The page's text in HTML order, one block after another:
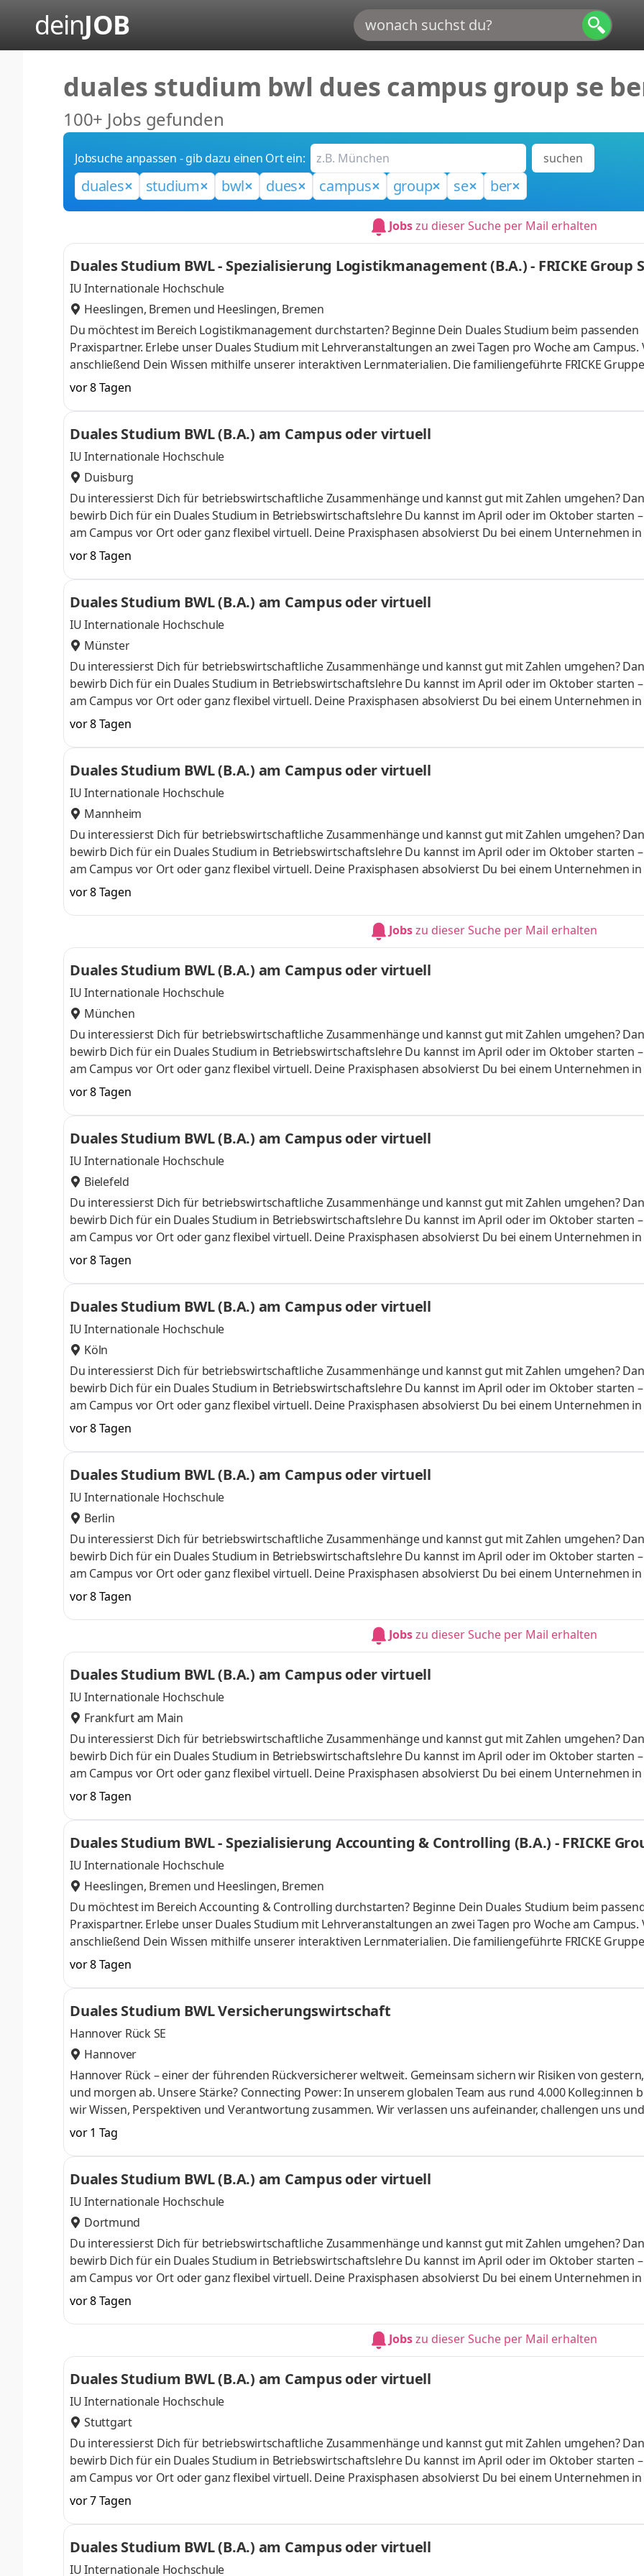
deinJOB
duales studium bwl dues campus group se
100+ Jobs gefunden
Jobsuche anpassen - gib dazu einen Ort ein: suchen
duales studium bwl dues campus group se ber
Jobszu dieser Suche per Mail erhalten
Duales Studium BWL - Spezialisierung Logistikmanagement (B.A.) - FRICKE Group
IU Internationale Hochschule
Heeslingen, Bremen und Heeslingen, Bremen
Du möchtest im Bereich Logistikmanagement durchstarten? Beginne Dein Duales Studium beim passenden
Praxispartner. Erlebe unser Duales Studium mit Lehrveranstaltungen an zwei Tagen pro Woche am Campus.
anschließend Dein Wissen mithilfe unserer interaktiven Lernmaterialien. Die familiengeführte FRICKE Gruppe
im Laufe der 100-jährigen Historie vom klassischen Landmaschinenhändler zu einem erfolgreichen
Händler für Landmaschinen, Gartentechnik, Nutzfahrzeuge und Ersatzteile entwickelt. Mit 3.471
verteilt auf 84 Standorte in 27 Ländern - arbeiten wir gemeinsam am weiteren Ausbau unserer
auch Du Teil unseres Teams und start
vor 8 Tagen
Duales Studium BWL (B.A.) am Campus oder virtuell
IU Internationale Hochschule
Duisburg
Du interessierst Dich für betriebswirtschaftliche Zusammenhänge und kannst gut mit Zahlen umgehen?
bewirb Dich für ein Duales Studium in Betriebswirtschaftslehre Du kannst im April oder im Oktober starten
am Campus vor Ort oder ganz flexibel virtuell. Deine Praxisphasen absolvierst Du bei einem Unternehmen
Nähe. Ab dem 3. Semester belegst Du eine von fünf Spezialisierungsmöglichkeiten – und kannst Dich so noch
gezielter auf Deinen Traumjob vorbereiten: Accounting &
ControllingSteuerberatungSozialmanagementHandelsmanagementLogistikmanagement Aufgaben Du
Studium ohne Numerus clausus oder Aufnahmeprüfung startenDu absolvierst ein staatlich anerkanntes
vor 8 Tagen
Duales Studium BWL (B.A.) am Campus oder virtuell
IU Internationale Hochschule
Münster
Du interessierst Dich für betriebswirtschaftliche Zusammenhänge und kannst gut mit Zahlen umgehen?
bewirb Dich für ein Duales Studium in Betriebswirtschaftslehre Du kannst im April oder im Oktober starten
am Campus vor Ort oder ganz flexibel virtuell. Deine Praxisphasen absolvierst Du bei einem Unternehmen
Nähe. Ab dem 3. Semester belegst Du eine von fünf Spezialisierungsmöglichkeiten – und kannst Dich so noch
gezielter auf Deinen Traumjob vorbereiten: Accounting &
ControllingSteuerberatungSozialmanagementHandelsmanagementLogistikmanagement Aufgaben Du
Studium ohne Numerus clausus oder Aufnahmeprüfung startenDu absolvierst ein staatlich anerkanntes
vor 8 Tagen
Duales Studium BWL (B.A.) am Campus oder virtuell
IU Internationale Hochschule
Mannheim
Du interessierst Dich für betriebswirtschaftliche Zusammenhänge und kannst gut mit Zahlen umgehen?
bewirb Dich für ein Duales Studium in Betriebswirtschaftslehre Du kannst im April oder im Oktober starten
am Campus vor Ort oder ganz flexibel virtuell. Deine Praxisphasen absolvierst Du bei einem Unternehmen
Nähe. Ab dem 3. Semester belegst Du eine von fünf Spezialisierungsmöglichkeiten – und kannst Dich so noch
gezielter auf Deinen Traumjob vorbereiten: Accounting &
ControllingSteuerberatungSozialmanagementHandelsmanagementLogistikmanagement Aufgaben Du
Studium ohne Numerus clausus oder Aufnahmeprüfung startenDu absolvierst ein staatlich anerkanntes
vor 8 Tagen
Jobszu dieser Suche per Mail erhalten
Duales Studium BWL (B.A.) am Campus oder virtuell
IU Internationale Hochschule
München
Du interessierst Dich für betriebswirtschaftliche Zusammenhänge und kannst gut mit Zahlen umgehen?
bewirb Dich für ein Duales Studium in Betriebswirtschaftslehre Du kannst im April oder im Oktober starten
am Campus vor Ort oder ganz flexibel virtuell. Deine Praxisphasen absolvierst Du bei einem Unternehmen
Nähe. Ab dem 3. Semester belegst Du eine von fünf Spezialisierungsmöglichkeiten – und kannst Dich so noch
gezielter auf Deinen Traumjob vorbereiten: Accounting &
ControllingSteuerberatungSozialmanagementHandelsmanagementLogistikmanagement Aufgaben Du
Studium ohne Numerus clausus oder Aufnahmeprüfung startenDu absolvierst ein staatlich anerkanntes
vor 8 Tagen
Duales Studium BWL (B.A.) am Campus oder virtuell
IU Internationale Hochschule
Bielefeld
Du interessierst Dich für betriebswirtschaftliche Zusammenhänge und kannst gut mit Zahlen umgehen?
bewirb Dich für ein Duales Studium in Betriebswirtschaftslehre Du kannst im April oder im Oktober starten
am Campus vor Ort oder ganz flexibel virtuell. Deine Praxisphasen absolvierst Du bei einem Unternehmen
Nähe. Ab dem 3. Semester belegst Du eine von fünf Spezialisierungsmöglichkeiten – und kannst Dich so noch
gezielter auf Deinen Traumjob vorbereiten: Accounting &
ControllingSteuerberatungSozialmanagementHandelsmanagementLogistikmanagement Aufgaben Du
Studium ohne Numerus clausus oder Aufnahmeprüfung startenDu absolvierst ein staatlich anerkanntes
vor 8 Tagen
Duales Studium BWL (B.A.) am Campus oder virtuell
IU Internationale Hochschule
Köln
Du interessierst Dich für betriebswirtschaftliche Zusammenhänge und kannst gut mit Zahlen umgehen?
bewirb Dich für ein Duales Studium in Betriebswirtschaftslehre Du kannst im April oder im Oktober starten
am Campus vor Ort oder ganz flexibel virtuell. Deine Praxisphasen absolvierst Du bei einem Unternehmen
Nähe. Ab dem 3. Semester belegst Du eine von fünf Spezialisierungsmöglichkeiten – und kannst Dich so noch
gezielter auf Deinen Traumjob vorbereiten: Accounting &
ControllingSteuerberatungSozialmanagementHandelsmanagementLogistikmanagement Aufgaben Du
Studium ohne Numerus clausus oder Aufnahmeprüfung startenDu absolvierst ein staatlich anerkanntes
vor 8 Tagen
Duales Studium BWL (B.A.) am Campus oder virtuell
IU Internationale Hochschule
Berlin
Du interessierst Dich für betriebswirtschaftliche Zusammenhänge und kannst gut mit Zahlen umgehen?
bewirb Dich für ein Duales Studium in Betriebswirtschaftslehre Du kannst im April oder im Oktober starten
am Campus vor Ort oder ganz flexibel virtuell. Deine Praxisphasen absolvierst Du bei einem Unternehmen
Nähe. Ab dem 3. Semester belegst Du eine von fünf Spezialisierungsmöglichkeiten – und kannst Dich so noch
gezielter auf Deinen Traumjob vorbereiten: Accounting &
ControllingSteuerberatungSozialmanagementHandelsmanagementLogistikmanagement Aufgaben Du
Studium ohne Numerus clausus oder Aufnahmeprüfung startenDu absolvierst ein staatlich anerkanntes
vor 8 Tagen
Jobszu dieser Suche per Mail erhalten
Duales Studium BWL (B.A.) am Campus oder virtuell
IU Internationale Hochschule
Frankfurt am Main
Du interessierst Dich für betriebswirtschaftliche Zusammenhänge und kannst gut mit Zahlen umgehen?
bewirb Dich für ein Duales Studium in Betriebswirtschaftslehre Du kannst im April oder im Oktober starten
am Campus vor Ort oder ganz flexibel virtuell. Deine Praxisphasen absolvierst Du bei einem Unternehmen
Nähe. Ab dem 3. Semester belegst Du eine von fünf Spezialisierungsmöglichkeiten – und kannst Dich so noch
gezielter auf Deinen Traumjob vorbereiten: Accounting &
ControllingSteuerberatungSozialmanagementHandelsmanagementLogistikmanagement Aufgaben Du
Studium ohne Numerus clausus oder Aufnahmeprüfung startenDu absolvierst ein staatlich anerkanntes
vor 8 Tagen
Duales Studium BWL - Spezialisierung Accounting & Controlling (B.A.) - FRICKE
IU Internationale Hochschule
Heeslingen, Bremen und Heeslingen, Bremen
Du möchtest im Bereich Accounting & Controlling durchstarten? Beginne Dein Duales Studium beim
Praxispartner. Erlebe unser Duales Studium mit Lehrveranstaltungen an zwei Tagen pro Woche am Campus.
anschließend Dein Wissen mithilfe unserer interaktiven Lernmaterialien. Die familiengeführte FRICKE Gruppe
im Laufe der 100-jährigen Historie vom klassischen Landmaschinenhändler zu einem erfolgreichen
Händler für Landmaschinen, Gartentechnik, Nutzfahrzeuge und Ersatzteile entwickelt. Mit 3.471
verteilt auf 84 Standorte in 27 Ländern - arbeiten wir gemeinsam am weiteren Ausbau unserer
auch Du Teil unseres Teams und
vor 8 Tagen
Duales Studium BWL Versicherungswirtschaft
Hannover Rück SE
Hannover
Hannover Rück – einer der führenden Rück­versicherer welt­weit. Gemein­sam sichern wir Risiken von
und morgen ab. Unsere Stärke? Connecting Power: In unserem globalen Team aus rund 4.000 Kolleg:innen
wir Wissen, Perspektiven und Verant­wortung zusammen. Wir verlassen uns aufeinander, challengen uns und
entwickeln uns sowie unsere Services und Produkte konti­nuierlich weiter. Ob Modelle für
digitale Tools oder prag­matische Lösungen für unsere Kunden: Bei uns kannst du dein Know-how ein­bringen
mit­gestalten. Klingt gut? Lerne uns als verlässlichen Arbeitgeber kennen und finde deinen Platz bei uns.
Du kannst dich nicht zwischen Au
vor 1 Tag
Duales Studium BWL (B.A.) am Campus oder virtuell
IU Internationale Hochschule
Dortmund
Du interessierst Dich für betriebswirtschaftliche Zusammenhänge und kannst gut mit Zahlen umgehen?
bewirb Dich für ein Duales Studium in Betriebswirtschaftslehre Du kannst im April oder im Oktober starten
am Campus vor Ort oder ganz flexibel virtuell. Deine Praxisphasen absolvierst Du bei einem Unternehmen
Nähe. Ab dem 3. Semester belegst Du eine von fünf Spezialisierungsmöglichkeiten – und kannst Dich so noch
gezielter auf Deinen Traumjob vorbereiten: Accounting &
ControllingSteuerberatungSozialmanagementHandelsmanagementLogistikmanagement Aufgaben Du
Studium ohne Numerus clausus oder Aufnahmeprüfung startenDu absolvierst ein staatlich anerkanntes
vor 8 Tagen
Jobszu dieser Suche per Mail erhalten
Duales Studium BWL (B.A.) am Campus oder virtuell
IU Internationale Hochschule
Stuttgart
Du interessierst Dich für betriebswirtschaftliche Zusammenhänge und kannst gut mit Zahlen umgehen?
bewirb Dich für ein Duales Studium in Betriebswirtschaftslehre Du kannst im April oder im Oktober starten
am Campus vor Ort oder ganz flexibel virtuell. Deine Praxisphasen absolvierst Du bei einem Unternehmen
Nähe. Ab dem 3. Semester belegst Du eine von fünf Spezialisierungsmöglichkeiten – und kannst Dich so noch
gezielter auf Deinen Traumjob vorbereiten: Accounting &
ControllingSteuerberatungSozialmanagementHandelsmanagementLogistikmanagement Aufgaben Du
Studium ohne Numerus clausus oder Aufnahmeprüfung startenDu absolvierst ein staatlich anerkanntes
vor 7 Tagen
Duales Studium BWL (B.A.) am Campus oder virtuell
IU Internationale Hochschule